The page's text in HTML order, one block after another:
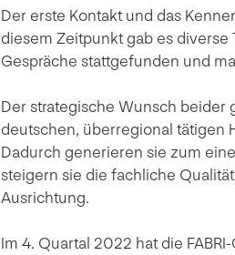
Der erste Kontakt und das
diesem Zeitpunkt gab es
Gespräche stattgefunden und
Der strategische Wunsch beider
deutschen, überregional tätigen
Dadurch generieren sie zum
steigern sie die fachliche
Ausrichtung.
Im 4. Quartal 2022 hat die